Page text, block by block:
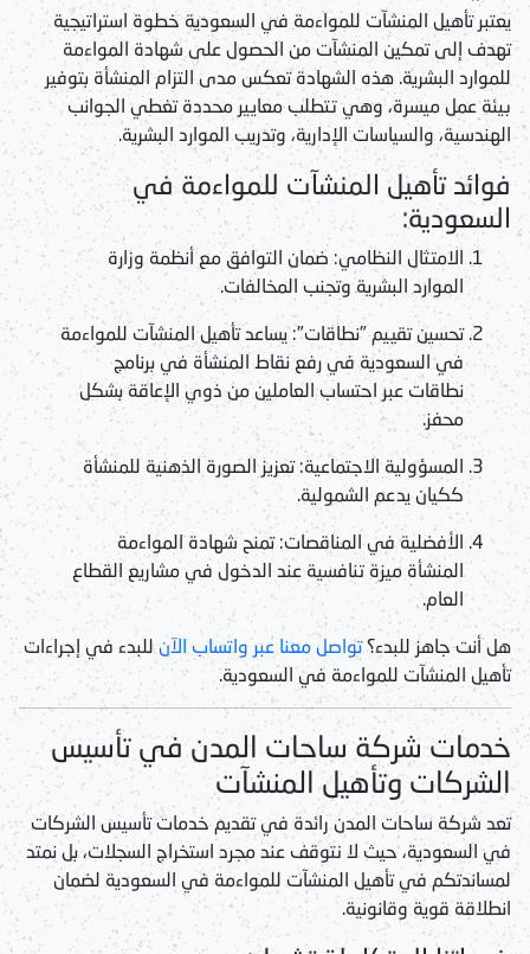
يعتبرتأهيل المنشآت للمواءمة في السعودية خطوة استراتيجية
تهدف إلى تمكين المنشآت من الحصول على شهادة المواءمة
للموارد البشرية. هذه الشهادة تعكس مدى التزام المنشأة بتوفير
بيئة عمل ميسرة، وهي تتطلب معايير محددة تغطي الجوانب
الهندسية، والسياسات الإدارية، وتدريب الموارد البشرية.
فوائد تأهيل المنشآت للمواءمة في
السعودية:
الامتثال النظامي: ضمان التوافق مع أنظمة وزارة
الموارد البشرية وتجنب المخالفات.
تحسين تقييم "نطاقات":يساعدتأهيل المنشآت للمواءمة
في السعوديةفي رفع نقاط المنشأة في برنامج
نطاقات عبر احتساب العاملين من ذوي الإعاقة بشكل
محفز.
المسؤولية الاجتماعية: تعزيز الصورة الذهنية للمنشأة
ككيان يدعم الشمولية.
الأفضلية في المناقصات: تمنح شهادة المواءمة
المنشأة ميزة تنافسية عند الدخول في مشاريع القطاع
العام.
هل أنت جاهز للبدء؟ تواصل معنا عبر واتساب الآن للبدء في إجراءات
تأهيل المنشآت للمواءمة في السعودية.
خدمات شركة ساحات المدن في تأسيس
الشركات وتأهيل المنشآت
تعد شركة ساحات المدنرائدة في تقديمخدمات تأسيس الشركات
في السعودية، حيث لا نتوقف عند مجرد استخراج السجلات، بل نمتد
لمساندتكم فيتأهيل المنشآت للمواءمة في السعودية لضمان
انطلاقة قوية وقانونية.